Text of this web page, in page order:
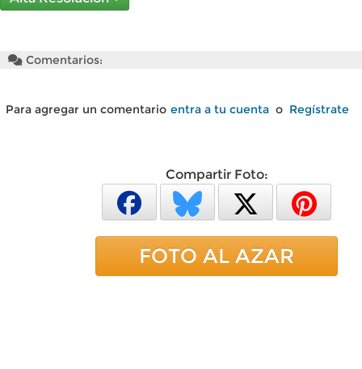
Comentarios:
Para agregar un comentario entra a tu cuenta o Regístrate
Compartir Foto:
FOTO AL AZAR